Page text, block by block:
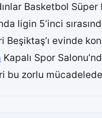
Basketbol
ligin 5’inci
Beşiktaş’ı evinde
Kapalı Spor
bu zorlu